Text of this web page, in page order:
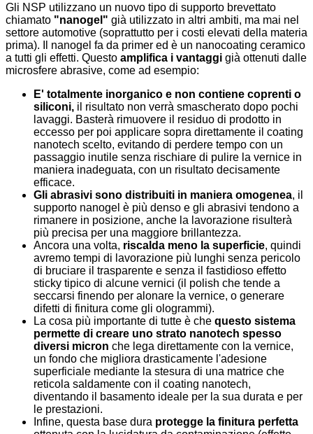
Gli NSP utilizzano un nuovo tipo di supporto brevettato
chiamato "nanogel" già utilizzato in altri ambiti, ma mai nel
settore automotive (soprattutto per i costi elevati della materia
prima). Il nanogel fa da primer ed è un nanocoating ceramico
a tutti gli effetti. Questo amplifica i vantaggi già ottenuti dalle
microsfere abrasive, come ad esempio:
E' totalmente inorganico e non contiene coprenti o
siliconi, il risultato non verrà smascherato dopo pochi
lavaggi. Basterà rimuovere il residuo di prodotto in
eccesso per poi applicare sopra direttamente il coating
nanotech scelto, evitando di perdere tempo con un
passaggio inutile senza rischiare di pulire la vernice in
maniera inadeguata, con un risultato decisamente
efficace.
Gli abrasivi sono distribuiti in maniera omogenea, il
supporto nanogel è più denso e gli abrasivi tendono a
rimanere in posizione, anche la lavorazione risulterà
più precisa per una maggiore brillantezza.
Ancora una volta, riscalda meno la superficie, quindi
avremo tempi di lavorazione più lunghi senza pericolo
di bruciare il trasparente e senza il fastidioso effetto
sticky tipico di alcune vernici (il polish che tende a
seccarsi finendo per alonare la vernice, o generare
difetti di finitura come gli ologrammi).
La cosa più importante di tutte è che questo sistema
permette di creare uno strato nanotech spesso
diversi micron che lega direttamente con la vernice,
un fondo che migliora drasticamente l'adesione
superficiale mediante la stesura di una matrice che
reticola saldamente con il coating nanotech,
diventando il basamento ideale per la sua durata e per
le prestazioni.
Infine, questa base dura protegge la finitura perfetta